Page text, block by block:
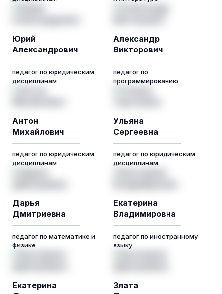
Юрий
Александрович
педагог по юридическим
дисциплинам
Александр
Викторович
педагог по
программированию
Антон
Михайлович
педагог по юридическим
дисциплинам
Ульяна
Сергеевна
педагог по юридическим
дисциплинам
Дарья
Дмитриевна
педагог по математике и
физике
Екатерина
Владимировна
педагог по иностранному
языку
Екатерина
Злата